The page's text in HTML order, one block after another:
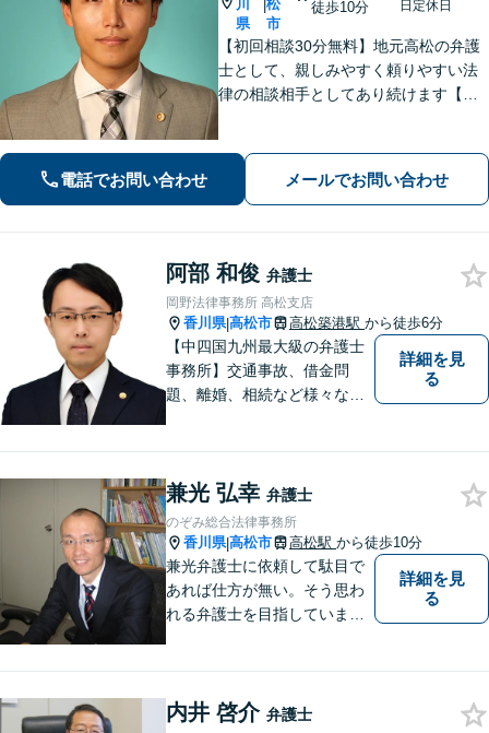
川
県
|松
市
徒歩10分
日定休日
【初回相談30分無料】地元高松の弁護
士として、親しみやすく頼りやすい法
律の相談相手としてあり続けます【相
【離婚問題】不貞慰謝料の請求する側
／された側、双方に対応【弁護士歴10
電話でお問い合わせ メールでお問い合わせ
阿部 和俊 弁護士
岡野法律事務所 高松支店
香川県|高松市 高松築港駅 から徒歩6分
【中四国九州最大級の弁護士
事務所】交通事故、借金問
題、離婚、相続など様々な問
い！
詳細を見
る
兼光 弘幸 弁護士
のぞみ総合法律事務所
香川県|高松市 高松駅 から徒歩10分
兼光弁護士に依頼して駄目で
あれば仕方が無い。そう思わ
れる弁護士を目指していま
詳細を見
る
内井 啓介 弁護士